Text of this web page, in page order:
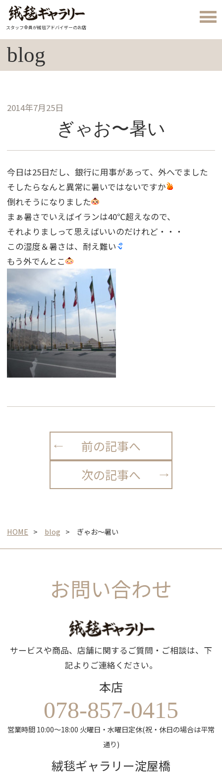
スタッフ全員が絨毯アドバイザーのお店
blog
2014年7月25日
ぎゃお〜暑い
今日は25日だし、銀行に用事があって、外へでました
そしたらなんと異常に暑いではないですか
倒れそうになりました
まぁ暑さでいえばイランは40℃超えなので、
それよりましって思えばいいのだけれど・・・
この湿度＆暑さは、耐え難い
もう外でんとこ
前の記事へ
次の記事へ
HOME blog ぎゃお〜暑い
お問い合わせ
サービスや商品、店舗に関するご質問・ご相談は、下
記よりご連絡ください。
本店
078-857-0415
営業時間 10:00～18:00 火曜日・水曜日定休(祝・休日の場合は平常
通り)
絨毯ギャラリー淀屋橋